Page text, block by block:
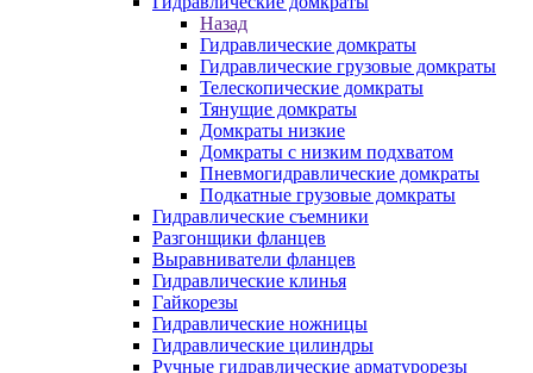
Назад
Гидравлические домкраты
Гидравлические грузовые домкраты
Телескопические домкраты
Тянущие домкраты
Домкраты низкие
Домкраты с низким подхватом
Пневмогидравлические домкраты
Подкатные грузовые домкраты
Гидравлические съемники
Разгонщики фланцев
Выравниватели фланцев
Гидравлические клинья
Гайкорезы
Гидравлические ножницы
Гидравлические цилиндры
Ручные гидравлические арматурорезы